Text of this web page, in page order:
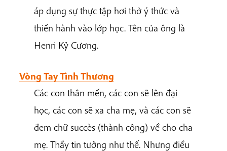
áp dụng sự thực tập hơi thở ý thức và
thiền hành vào lớp học. Tên của ông là
Henri Kỷ Cương.
Vòng Tay Tình Thương
Các con thân mến, các con sẽ lên đại
học, các con sẽ xa cha mẹ, và các con sẽ
đem chữ succès (thành công) về cho cha
mẹ. Thầy tin tưởng như thế. Nhưng điều